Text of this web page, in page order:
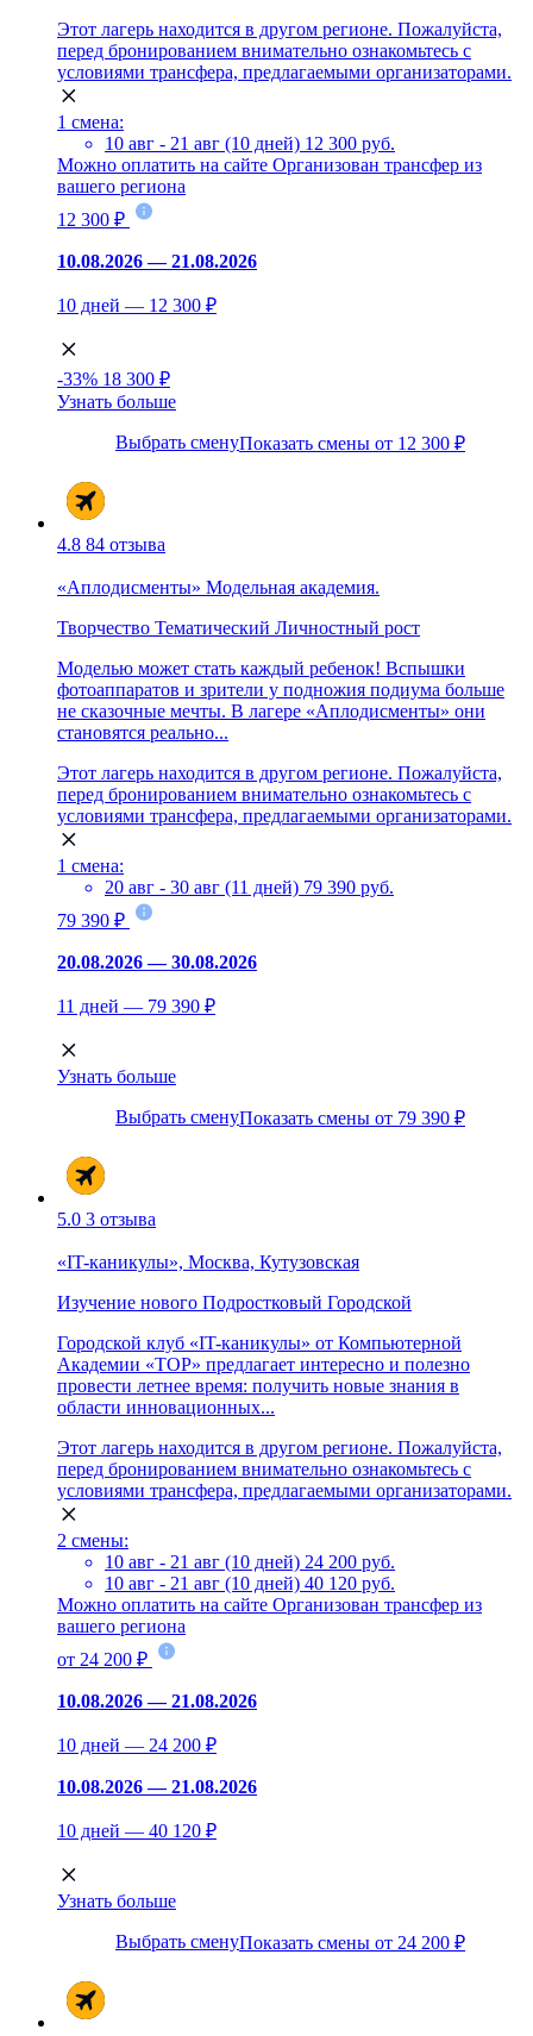
Этот лагерь находится в другом регионе. Пожалуйста,
перед бронированием внимательно ознакомьтесь с
условиями трансфера, предлагаемыми организаторами.
1 смена:
10 авг - 21 авг (10 дней) 12 300 руб.
Можно оплатить на сайте Организован трансфер из
вашего региона
12 300 ₽
10.08.2026 — 21.08.2026
10 дней — 12 300 ₽
-33% 18 300 ₽
Узнать больше
Выбрать сменуПоказать смены от 12 300 ₽
4.8 84 отзыва
«Аплодисменты» Модельная академия.
Творчество Тематический Личностный рост
Моделью может стать каждый ребенок! Вспышки
фотоаппаратов и зрители у подножия подиума больше
не сказочные мечты. В лагере «Аплодисменты» они
становятся реально...
Этот лагерь находится в другом регионе. Пожалуйста,
перед бронированием внимательно ознакомьтесь с
условиями трансфера, предлагаемыми организаторами.
1 смена:
20 авг - 30 авг (11 дней) 79 390 руб.
79 390 ₽
20.08.2026 — 30.08.2026
11 дней — 79 390 ₽
Узнать больше
Выбрать сменуПоказать смены от 79 390 ₽
5.0 3 отзыва
«IT-каникулы», Москва, Кутузовская
Изучение нового Подростковый Городской
Городской клуб «IT-каникулы» от Компьютерной
Академии «ТОР» предлагает интересно и полезно
провести летнее время: получить новые знания в
области инновационных...
Этот лагерь находится в другом регионе. Пожалуйста,
перед бронированием внимательно ознакомьтесь с
условиями трансфера, предлагаемыми организаторами.
2 смены:
10 авг - 21 авг (10 дней) 24 200 руб.
10 авг - 21 авг (10 дней) 40 120 руб.
Можно оплатить на сайте Организован трансфер из
вашего региона
от 24 200 ₽
10.08.2026 — 21.08.2026
10 дней — 24 200 ₽
10.08.2026 — 21.08.2026
10 дней — 40 120 ₽
Узнать больше
Выбрать сменуПоказать смены от 24 200 ₽